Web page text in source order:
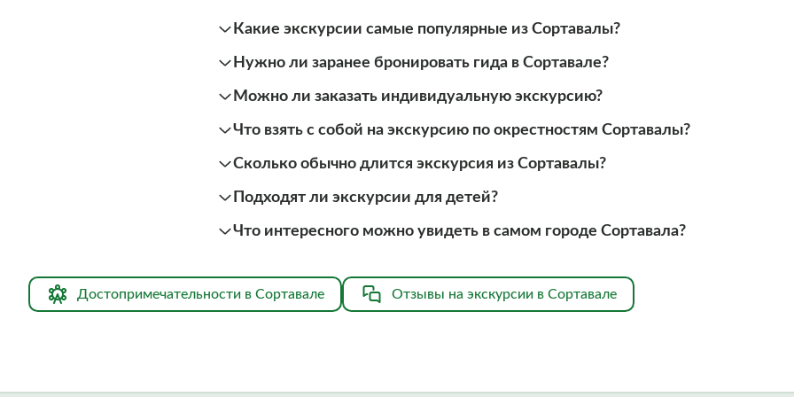
Какие экскурсии самые популярные из Сортавалы?
Нужно ли заранее бронировать гида в Сортавале?
Можно ли заказать индивидуальную экскурсию?
Что взять с собой на экскурсию по окрестностям Сортавалы?
Сколько обычно длится экскурсия из Сортавалы?
Подходят ли экскурсии для детей?
Что интересного можно увидеть в самом городе Сортавала?
Достопримечательности в Сортавале Отзывы на экскурсии в Сортавале